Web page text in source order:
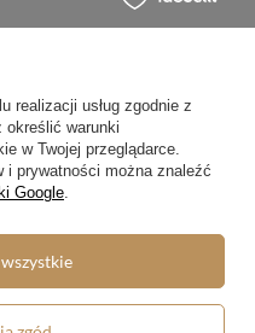
produkt
towar
realizacji usług zgodnie z
określić warunki
w Twojej przeglądarce.
i prywatności można znaleźć
Google.